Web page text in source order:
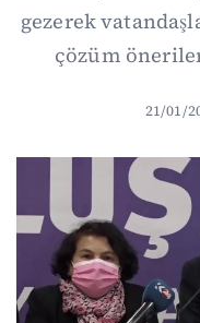
gezerek
çözüm
21/01/